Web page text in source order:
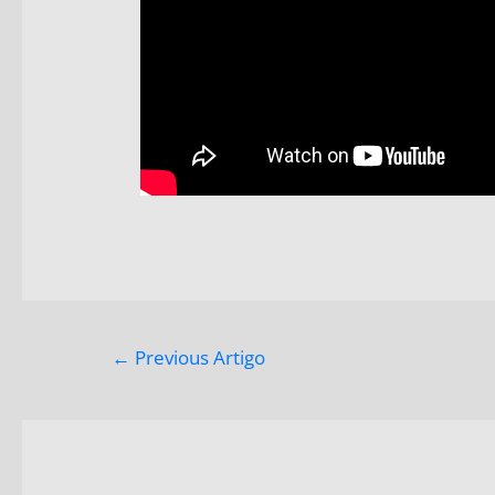
← Previous Artigo